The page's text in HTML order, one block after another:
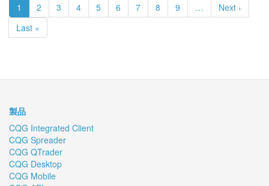
Current
page
1 Page
2 Page
3 Page
4 Page
5 Page
6 Page
7 Page
8 Page
9 …
Next
page
Next ›
Last
page
Last »
製品
CQG Integrated Client
CQG Spreader
CQG QTrader
CQG Desktop
CQG Mobile